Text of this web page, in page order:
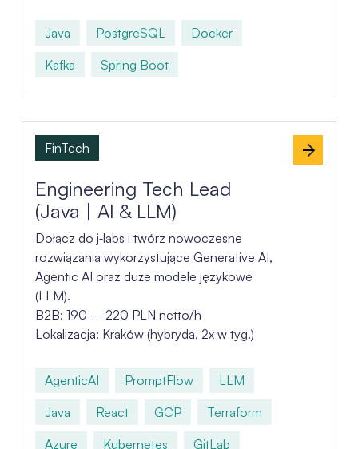
Java PostgreSQL
Docker
Kafka
Spring Boot
Engineering Tech Lead
(Java | AI & LLM)
Dołącz do j‑labs i twórz nowoczesne
rozwiązania wykorzystujące Generative AI,
Agentic AI oraz duże modele językowe
(LLM).
B2B: 190 – 220 PLN netto/h
Lokalizacja: Kraków (hybryda, 2x w tyg.)
FinTech
AgenticAI PromptFlow
LLM
Java
React GCP
Terraform
Azure
Kubernetes GitLab